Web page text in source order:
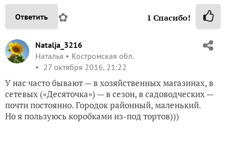
Ответить ✿ 1 Спасибо!
Natalja_3216
Наталья
Костромская обл.
27 октября 2016, 21:22
У нас часто бывают — в хозяйственных магазинах, в
сетевых («Десяточка») — в сезон, в садоводческих —
почти постоянно. Городок районный, маленький.
Но я пользуюсь коробками из-под тортов)))